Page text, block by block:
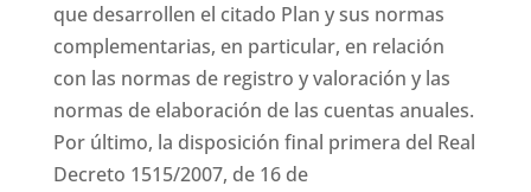
que desarrollen el citado Plan y sus normas
complementarias, en particular, en relación
con las normas de registro y valoración y las
normas de elaboración de las cuentas anuales.
Por último, la disposición final primera del Real
Decreto 1515/2007, de 16 de